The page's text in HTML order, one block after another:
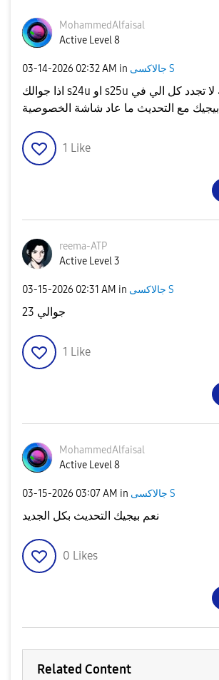
MohammedAlfaisal
Active Level 8
‎03-14-2026 02:32 AM in جالاكسى S
اذا جوالك s24u او s25u نصيحة لا تجدد كل الي في s26u
بيجيك مع التحديث ما عاد شاشة الخصوصية
1 Like
reema-ATP
Active Level 3
‎03-15-2026 02:31 AM in جالاكسى S
جوالي 23
1 Like
MohammedAlfaisal
Active Level 8
‎03-15-2026 03:07 AM in جالاكسى S
نعم بيجيك التحديث بكل الجديد
0 Likes
Related Content